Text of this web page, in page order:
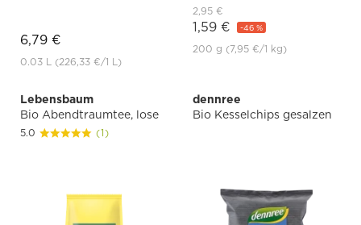
6,79 €
0.03 L (226,33 €/1 L)
2,95 €
1,59 € -46 %
200 g (7,95 €/1 kg)
Lebensbaum
Bio Abendtraumtee, lose
5.0 (1)
dennree
Bio Kesselchips gesalzen